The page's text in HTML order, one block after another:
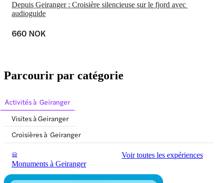
Depuis Geiranger : Croisière silencieuse sur le fjord avec
audioguide
660 NOK
Parcourir par catégorie
Activités à Geiranger
Visites à Geiranger
Croisières à Geiranger
Monuments à Geiranger
Voir toutes les expériences